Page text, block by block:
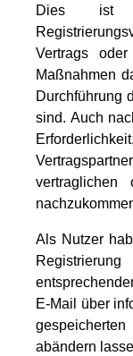
Dies ist
Vertrags
Maßnahmen
Durchführung
sind. Auch
vertraglichen
Als Nutzer
E-Mail über
abändern